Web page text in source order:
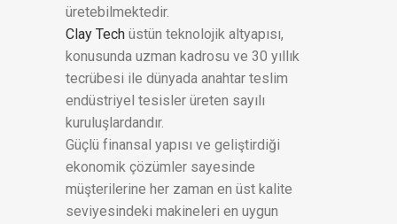
üretebilmektedir.
Clay Tech üstün teknolojik altyapısı,
konusunda uzman kadrosu ve 30 yıllık
tecrübesi ile dünyada anahtar teslim
endüstriyel tesisler üreten sayılı
kuruluşlardandır.
Güçlü finansal yapısı ve geliştirdiği
ekonomik çözümler sayesinde
müşterilerine her zaman en üst kalite
seviyesindeki makineleri en uygun